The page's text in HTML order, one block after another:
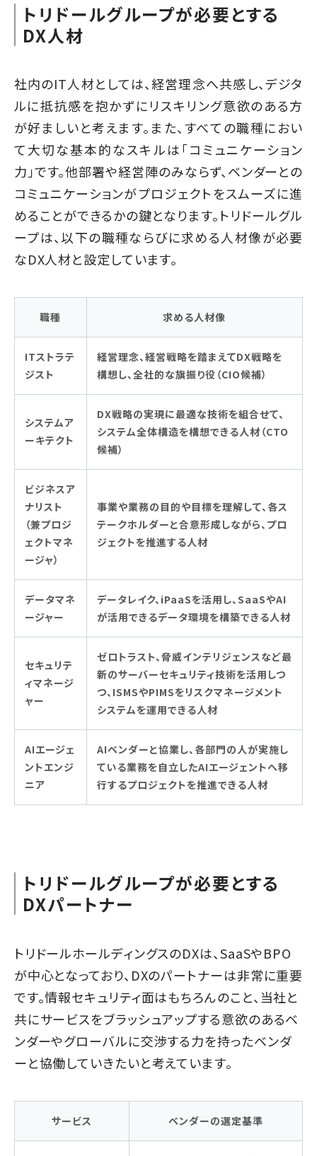
トリドールグループが必要とする
DX人材
社内のIT人材としては、経営理念へ共感し、デジタ
ルに抵抗感を抱かずにリスキリング意欲のある方
が好ましいと考えます。また、すべての職種におい
て大切な基本的なスキルは「コミュニケーション
力」です。他部署や経営陣のみならず、ベンダーとの
コミュニケーションがプロジェクトをスムーズに進
めることができるかの鍵となります。トリドールグル
ープは、以下の職種ならびに求める人材像が必要
なDX人材と設定しています。
職種 求める人材像
ITストラテ
ジスト
経営理念、経営戦略を踏まえてDX戦略を
構想し、全社的な旗振り役（CIO候補）
システムア
ーキテクト
DX戦略の実現に最適な技術を組合せて、
システム全体構造を構想できる人材（CTO
候補）
ビジネスア
ナリスト
（兼プロジ
ェクトマネ
ージャ）
事業や業務の目的や目標を理解して、各ス
テークホルダーと合意形成しながら、プロ
ジェクトを推進する人材
データマネ
ージャー
データレイク、iPaaSを活用し、SaaSやAI
が活用できるデータ環境を構築できる人材
セキュリテ
ィマネージ
ャー
ゼロトラスト、脅威インテリジェンスなど最
新のサーバーセキュリティ技術を活用しつ
つ、ISMSやPIMSをリスクマネージメント
システムを運用できる人材
AIエージェ
ントエンジ
ニア
AIベンダーと協業し、各部門の人が実施し
ている業務を自立したAIエージェントへ移
行するプロジェクトを推進できる人材
トリドールグループが必要とする
DXパートナー
トリドールホールディングスのDXは、SaaSやBPO
が中心となっており、DXのパートナーは非常に重要
です。情報セキュリティ面はもちろんのこと、当社と
共にサービスをブラッシュアップする意欲のあるベ
ンダーやグローバルに交渉する力を持ったベンダ
ーと協働していきたいと考えています。
サービス ベンダーの選定基準